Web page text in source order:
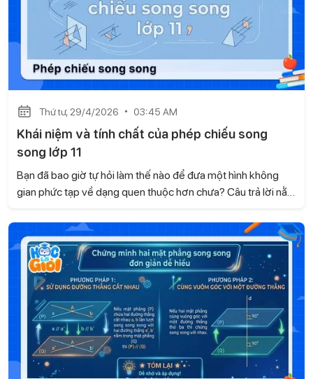
Thứ tư, 29/4/2026 03:45 AM
Khái niệm và tính chất của phép chiếu song
song lớp 11
Bạn đã bao giờ tự hỏi làm thế nào để đưa một hình không
gian phức tạp về dạng quen thuộc hơn chưa? Câu trả lời nằm
chương trình Toán 11. Khi nắm vững phần kiến thức này, bạn
sẽ xử lý bài tập nhanh và chính xác hơn. Hãy cùng Gia sư
Học là Giỏi tìm hiểu khái niệm và các tính chất cơ bản ngay
sau đây.